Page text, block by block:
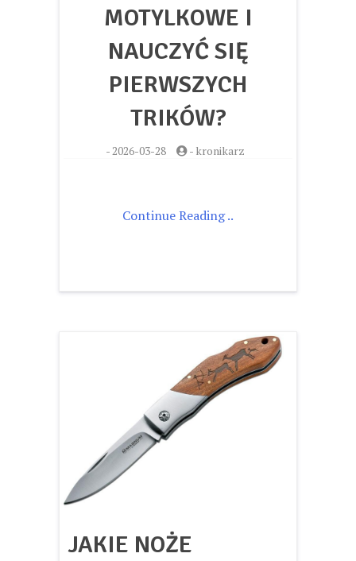
MOTYLKOWE I
NAUCZYĆ SIĘ
PIERWSZYCH
TRIKÓW?
-2026-03-28 - kronikarz
Continue Reading ..
JAKIE NOŻE